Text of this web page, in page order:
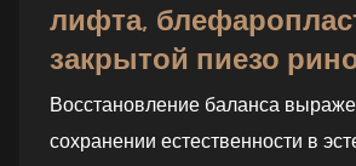
лифта,
закрытой пи­езо
Восстановление баланса
сохранении естественности в